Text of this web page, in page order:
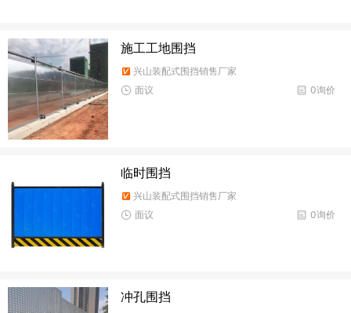
施工工地围挡
兴山装配式围挡销售厂家
0询价
面议
临时围挡
兴山装配式围挡销售厂家
0询价
面议
冲孔围挡